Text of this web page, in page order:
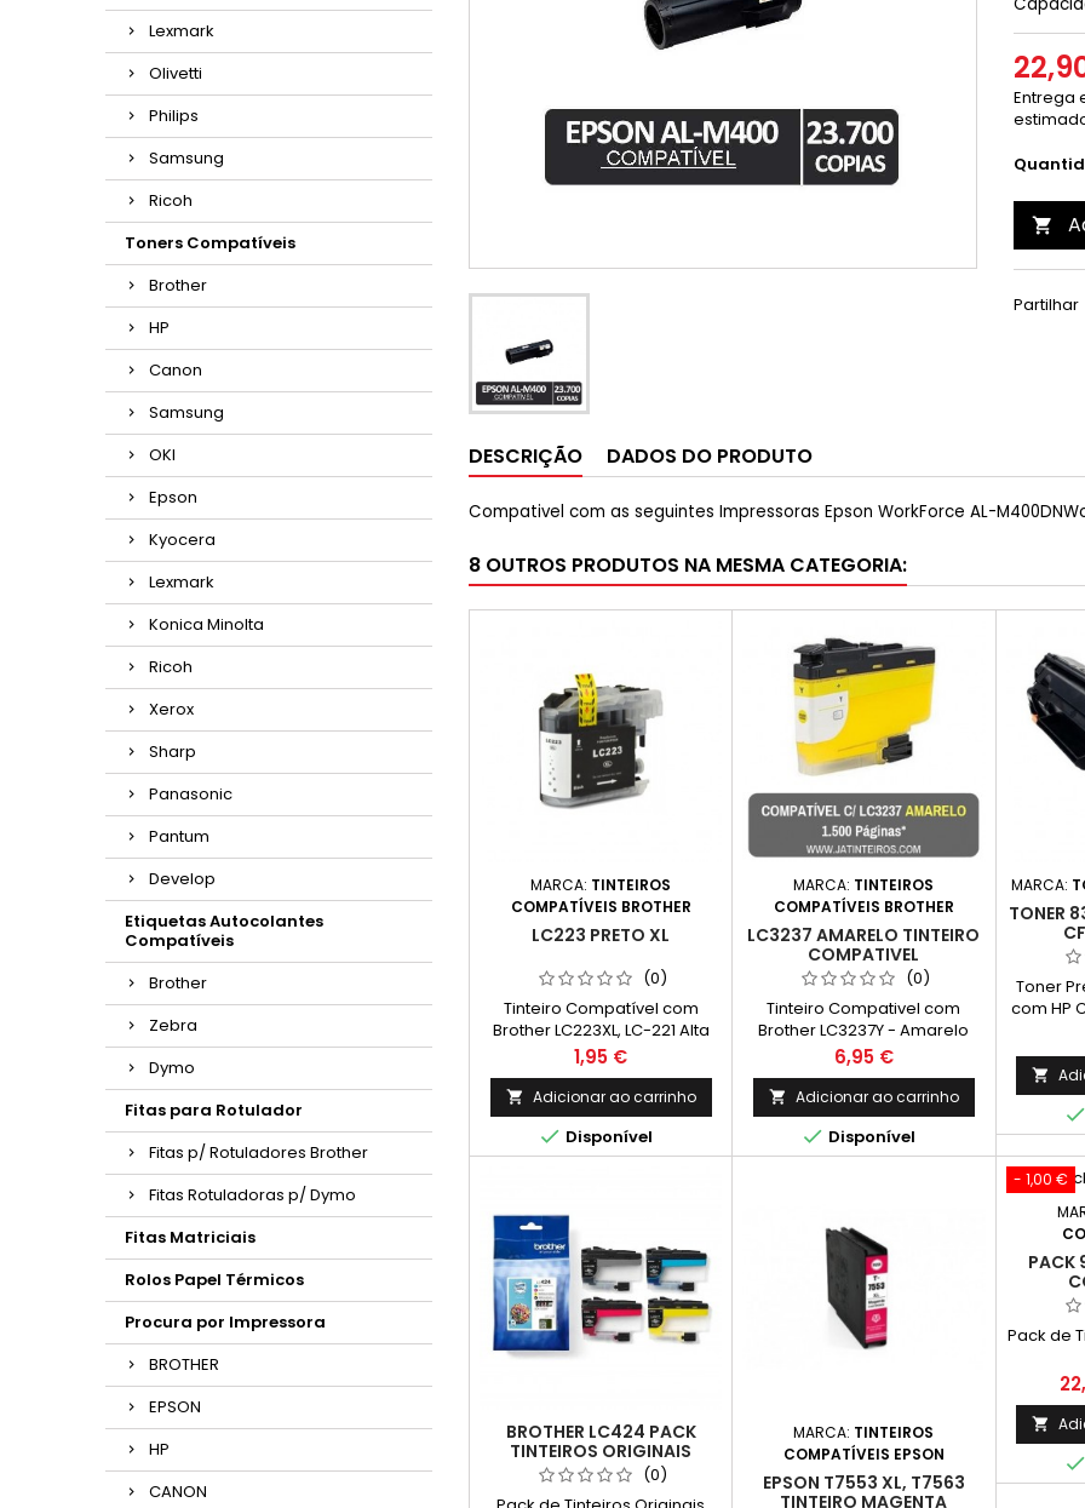
Lexmark
Olivetti
Philips
Samsung
Ricoh
Toners Compatíveis
Brother
HP
Canon
Samsung
OKI
Epson
Kyocera
Lexmark
Konica Minolta
Ricoh
Xerox
Sharp
Panasonic
Pantum
Develop
Etiquetas Autocolantes
Compatíveis
Brother
Zebra
Dymo
Fitas para Rotulador
Fitas p/ Rotuladores Brother
Fitas Rotuladoras p/ Dymo
Fitas Matriciais
Rolos Papel Térmicos
Procura por Impressora
BROTHER
EPSON
HP
CANON
Entrega

Partilhar
DESCRIÇÃO DADOS DO PRODUTO
Compativel com as seguintes Impressoras Epson WorkForce AL-
8 OUTROS PRODUTOS NA MESMA CATEGORIA:
MARCA: TINTEIROS
COMPATÍVEIS BROTHER
LC223 PRETO XL
(0)
Tinteiro Compatível com
Brother LC223XL, LC-221 Alta
Capacidade Cor: Preto
Rendimento Médio: 550
Páginas*
Preço
1,95 €
 Adicionar ao carrinho
 Disponível
MARCA: TINTEIROS
COMPATÍVEIS BROTHER
LC3237 AMARELO TINTEIRO
COMPATIVEL
(0)
Tinteiro Compativel com
Brother LC3237Y - Amarelo
Capacidade: 1.500 Páginas*
Preço
6,95 €
 Adicionar ao carrinho
 Disponível
MARCA:
TONER
Toner
com HP
que a


BROTHER LC424 PACK
TINTEIROS ORIGINAIS
(0)
MARCA: TINTEIROS
COMPATÍVEIS EPSON
EPSON T7553 XL, T7563
TINTEIRO MAGENTA
- 1,00 €
PACK
Pack de

